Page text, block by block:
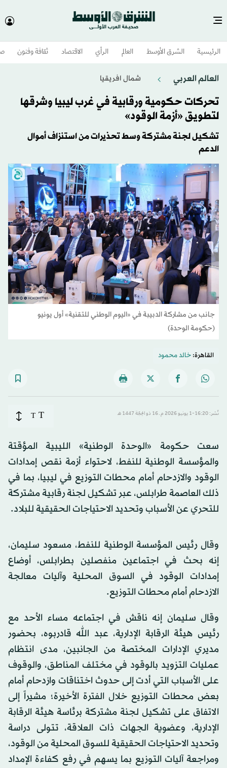
الرئيسية الشرق الأوسط​ العالم الرأي الاقتصاد ثقافة وفنون
العالم العربي شمال افريقيا
تحركات حكومية ورقابية في غرب ليبيا وشرقها
لتطويق «أزمة الوقود»
تشكيل لجنة مشتركة وسط تحذيرات من استنزاف أموال
الدعم
جانب من مشاركة الدبيبة في «اليوم الوطني للتقنية» أول يونيو
(حكومة الوحدة)
القاهرة:خالد محمود
نُشر: 16:20-1 يونيو 2026 م ـ 16 ذو الحِجّة 1447 هـ T
T
سعت حكومة «الوحدة الوطنية» الليبية المؤقتة
والمؤسسة الوطنية للنفط، لاحتواء أزمة نقص إمدادات
الوقود والازدحام أمام محطات التوزيع في ليبيا، بما في
ذلك العاصمة طرابلس، عبر تشكيل لجنة رقابية مشتركة
للتحري عن الأسباب وتحديد الاحتياجات الحقيقية للبلاد.
وقال رئيس المؤسسة الوطنية للنفط، مسعود سليمان،
إنه بحث في اجتماعين منفصلين بطرابلس، أوضاع
إمدادات الوقود في السوق المحلية وآليات معالجة
الازدحام أمام محطات التوزيع.
وقال سليمان إنه ناقش في اجتماعه مساء الأحد مع
رئيس هيئة الرقابة الإدارية، عبد الله قادربوه، بحضور
مديري الإدارات المختصة من الجانبين، مدى انتظام
عمليات التزويد بالوقود في مختلف المناطق، والوقوف
على الأسباب التي أدت إلى حدوث اختناقات وازدحام أمام
بعض محطات التوزيع خلال الفترة الأخيرة؛ مشيراً إلى
الاتفاق على تشكيل لجنة مشتركة برئاسة هيئة الرقابة
الإدارية، وعضوية الجهات ذات العلاقة، تتولى دراسة
وتحديد الاحتياجات الحقيقية للسوق المحلية من الوقود،
ومراجعة آليات التوزيع بما يسهم في رفع كفاءة الإمداد